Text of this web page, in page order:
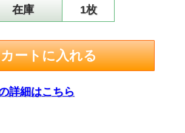
在庫 1枚
詳細はこちら